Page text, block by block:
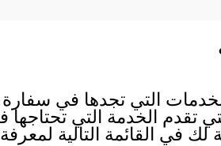
التي تجدها في
تقدم الخدمة التي
في القائمة التالية